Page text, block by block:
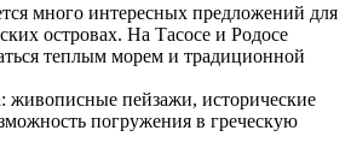
много интересных предложений для
островах. На Тасосе и Родосе
теплым морем и традиционной
живописные пейзажи, исторические
погружения в греческую